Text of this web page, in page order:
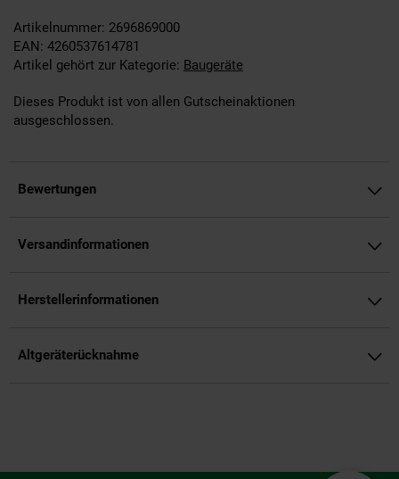
Artikelnummer: 2696869000
EAN: 4260537614781
Artikel gehört zur Kategorie: Baugeräte
Dieses Produkt ist von allen Gutscheinaktionen
ausgeschlossen.
Bewertungen
Versandinformationen
Herstellerinformationen
Altgeräterücknahme